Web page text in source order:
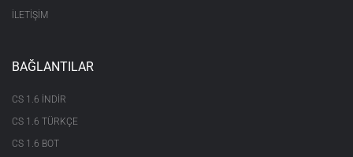
İLETİŞİM
BAĞLANTILAR
CS 1.6 INDIR
CS 1.6 TÜRKÇE
CS 1.6 BOT